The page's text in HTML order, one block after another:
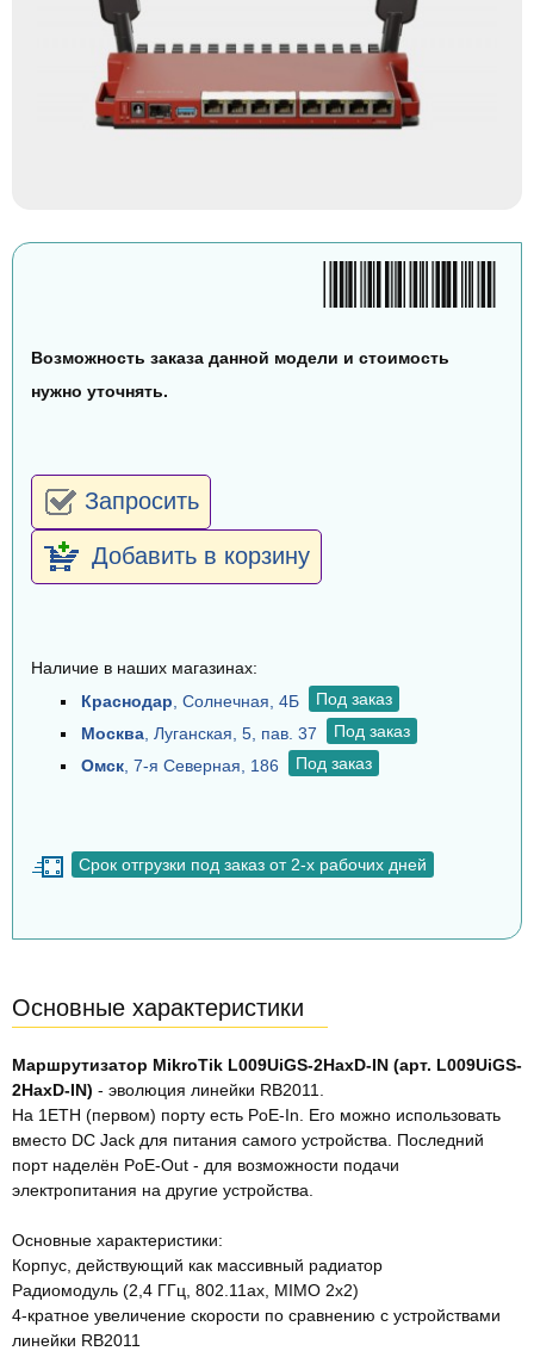
Возможность заказа данной модели и стоимость
нужно уточнять.
Запросить
Добавить в корзину
Наличие в наших магазинах:
Краснодар, Солнечная, 4Б
Под заказ
Москва, Луганская, 5, пав. 37
Под заказ
Омск, 7-я Северная, 186 Под заказ
Срок отгрузки под заказ от 2-х рабочих дней
Основные характеристики
Маршрутизатор MikroTik L009UiGS-2HaxD-IN (арт. L009UiGS-
2HaxD-IN) - эволюция линейки RB2011.
На 1ETH (первом) порту есть PoE-In. Его можно использовать
вместо DC Jack для питания самого устройства. Последний
порт наделён PoE-Out - для возможности подачи
электропитания на другие устройства.
Основные характеристики:
Корпус, действующий как массивный радиатор
Радиомодуль (2,4 ГГц, 802.11ax, MIMO 2x2)
4-кратное увеличение скорости по сравнению с устройствами
линейки RB2011